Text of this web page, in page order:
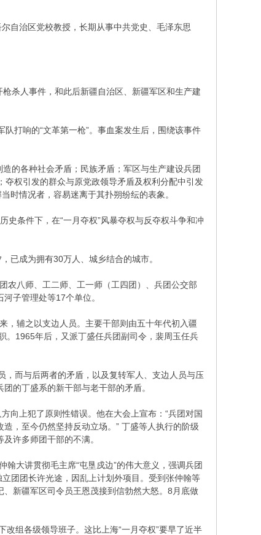
自治区党校教授，长期从事中共党史、毛泽东思
杀人事件，和此后新疆自治区、新疆军区和生产建
打响的“文革第一枪”。事血案发生后，围绕该事件
的各种社会矛盾；民族矛盾；军区与生产建设兵团
夺权引发的群众与原党政领导矛盾及权利分配中引发
时情况者，容易迷离于其扑朔纷纭的表象。
条件下，在“一月夺权”风暴夺权与反夺权斗争和冲
成为拥有30万人、城乡结合的城市。
八师、工二师、工一师（工四团）、兵团公交部
子管理处等17个单位。
辅之以支边人员。主要干部则由五十年代初入疆
。1965年后，又派丁盛任兵团副司令，裴周玉任兵
，而与后两者的矛盾，以及复转军人、支边人员与压
的丁盛系的新干部与老干部的矛盾。
上犯了原则性错误。他在大会上宣布：“兵团对国
，至今仍然坚持反动立场。” 丁盛等人执行的阶级
许多师团干部的不满。
大讲贯彻毛主席“屯垦戍边”的伟大意义，强调兵团
团团长许光途，因乱上计划外项目。受到张仲翰等
新疆军区司令员王恩茂接到信勃然大怒。8月底做
组各级领导班子。这比上海“一月夺权”要早了近半